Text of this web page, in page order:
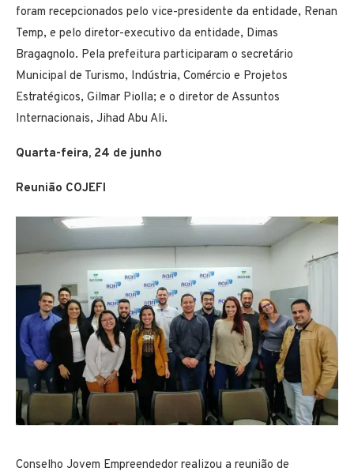
foram recepcionados pelo vice-presidente da entidade, Renan
Temp, e pelo diretor-executivo da entidade, Dimas
Bragagnolo. Pela prefeitura participaram o secretário
Municipal de Turismo, Indústria, Comércio e Projetos
Estratégicos, Gilmar Piolla; e o diretor de Assuntos
Internacionais, Jihad Abu Ali.
Quarta-feira, 24 de junho
Reunião COJEFI
Conselho Jovem Empreendedor realizou a reunião de